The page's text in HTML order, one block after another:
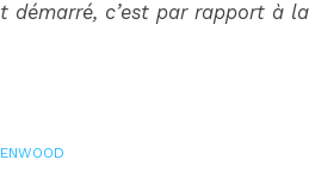
démarré, c’est par rapport à